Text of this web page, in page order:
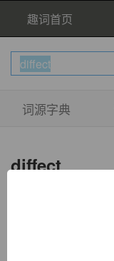
趣词首页
词源字典
diffect